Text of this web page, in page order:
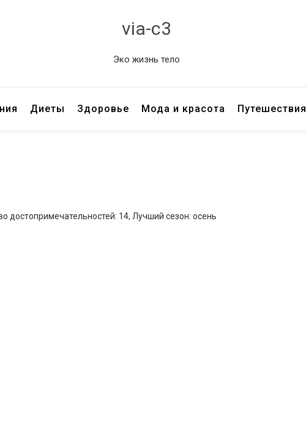
via-c3
Эко жизнь тело
Диеты Здоровье Мода и красота Путешествия
достопримечательностей: 14, Лучший сезон: осень